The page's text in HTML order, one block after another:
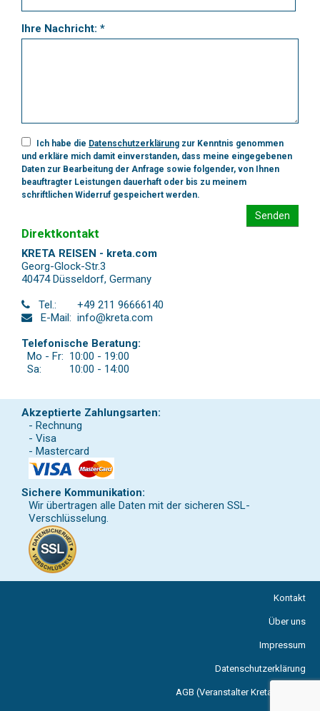
Ihre Nachricht: *
Ich habe die Datenschutzerklärung zur Kenntnis genommen
und erkläre mich damit einverstanden, dass meine eingegebenen
Daten zur Bearbeitung der Anfrage sowie folgender, von Ihnen
beauftragter Leistungen dauerhaft oder bis zu meinem
schriftlichen Widerruf gespeichert werden.
Senden
Direktkontakt
KRETA REISEN - kreta.com
Georg-Glock-Str.3
40474 Düsseldorf, Germany
Tel.:
+49 211 96666140
E-Mail: info@kreta.com
Telefonische Beratung:
Mo - Fr: 10:00 - 19:00
Sa:
10:00 - 14:00
Akzeptierte Zahlungsarten:
- Rechnung
- Visa
- Mastercard
Sichere Kommunikation:
Wir übertragen alle Daten mit der sicheren SSL-
Verschlüsselung.
Kontakt
Über uns
Impressum
Datenschutzerklärung
AGB (Veranstalter Kreta Reisen)